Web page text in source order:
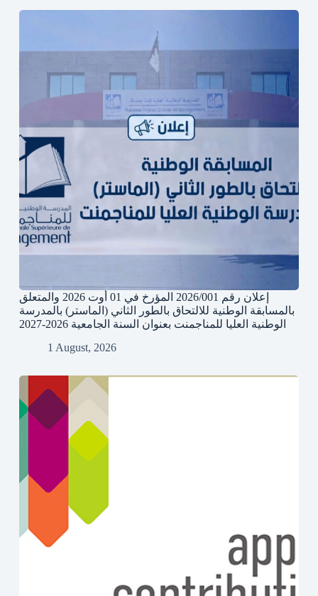
إعلان رقم 2026/001 المؤرخ في 01 أوت 2026 والمتعلق
بالمسابقة الوطنية للالتحاق بالطور الثاني (الماستر) بالمدرسة
الوطنية العليا للمناجمنت بعنوان السنة الجامعية 2026-2027
1 August, 2026